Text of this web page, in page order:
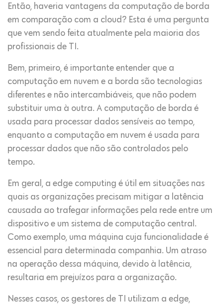
Então, haveria vantagens da computação de borda
em comparação com a cloud? Esta é uma pergunta
que vem sendo feita atualmente pela maioria dos
profissionais de TI.
Bem, primeiro, é importante entender que a
computação em nuvem e a borda são tecnologias
diferentes e não intercambiáveis, ​​que não podem
substituir uma à outra. A computação de borda é
usada para processar dados sensíveis ao tempo,
enquanto a computação em nuvem é usada para
processar dados que não são controlados pelo
tempo.
Em geral, a edge computing é útil em situações nas
quais as organizações precisam mitigar a latência
causada ao trafegar informações pela rede entre um
dispositivo e um sistema de computação central.
Como exemplo, uma máquina cuja funcionalidade é
essencial para determinada companhia. Um atraso
na operação dessa máquina, devido à latência,
resultaria em prejuízos para a organização.
Nesses casos, os gestores de TI utilizam a edge,